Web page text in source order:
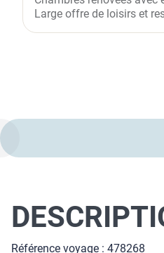
Large offre de loisirs et
Référence voyage : 478268